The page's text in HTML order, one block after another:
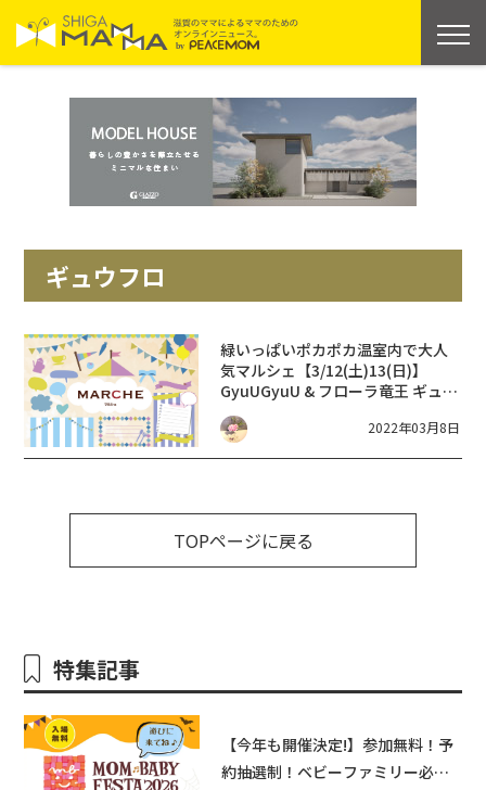
ギュウフロ
緑いっぱいポカポカ温室内で大人
気マルシェ 【3/12(土)13(日)】
GyuUGyuU & フローラ竜王 ギュウ
フロ
2022年03月8日
TOPページに戻る
特集記事
【今年も開催決定!】参加無料！予
約抽選制！ベビーファミリー必見